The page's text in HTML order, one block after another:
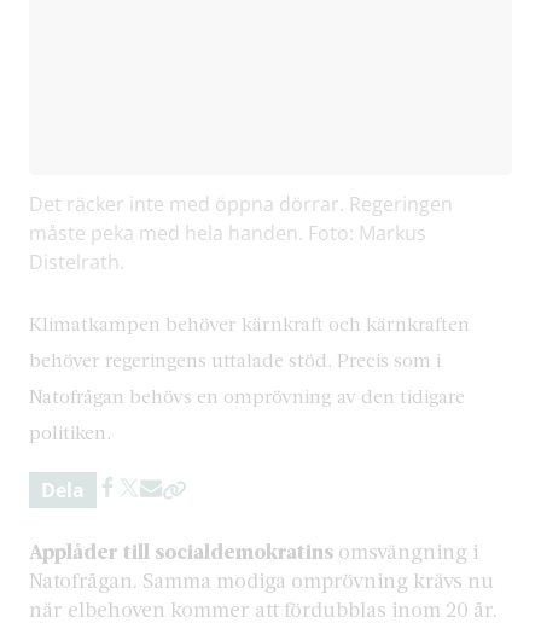
Det räcker inte med öppna dörrar. Regeringen
måste peka med hela handen. Foto: Markus
Distelrath.
Klimatkampen behöver kärnkraft och kärnkraften
behöver regeringens uttalade stöd. Precis som i
Natofrågan behövs en omprövning av den tidigare
politiken.
Dela
Applåder till socialdemokratins omsvängning i
Natofrågan. Samma modiga omprövning krävs nu
när elbehoven kommer att fördubblas inom 20 år.